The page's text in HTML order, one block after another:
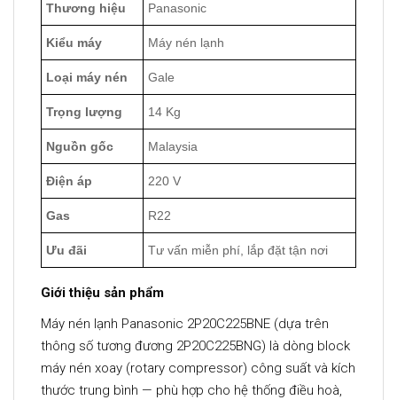
Thương hiệu Panasonic
Kiểu máy Máy nén lạnh
Loại máy nén Gale
Trọng lượng 14 Kg
Nguồn gốc Malaysia
Điện áp 220 V
Gas R22
Ưu đãi Tư vấn miễn phí, lắp đặt tận nơi
Giới thiệu sản phẩm
Máy nén lạnh Panasonic 2P20C225BNE (dựa trên
thông số tương đương 2P20C225BNG) là dòng block
máy nén xoay (rotary compressor) công suất và kích
thước trung bình — phù hợp cho hệ thống điều hoà,